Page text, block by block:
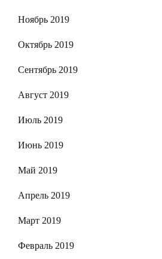
Ноябрь 2019
Октябрь 2019
Сентябрь 2019
Август 2019
Июль 2019
Июнь 2019
Май 2019
Апрель 2019
Март 2019
Февраль 2019